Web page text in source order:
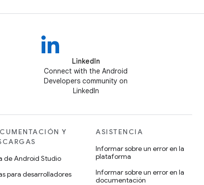
LinkedIn
Connect with the Android
Developers community on
LinkedIn
Y
de Android Studio
para desarrolladores
ASISTENCIA
Informar sobre un error en la
plataforma
Informar sobre un error en la
documentación